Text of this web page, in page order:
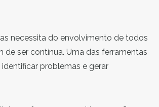
necessita do envolvimento de todos
ser contínua. Uma das ferramentas
problemas e gerar